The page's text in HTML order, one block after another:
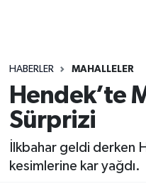
HABERLER MAHALLELER
Hendek’te
Sürprizi
İlkbahar geldi derken
kesimlerine kar yağdı.
Süper Lig Puan
Tüm Manşetler
Son Dakika
Haber Arşivi